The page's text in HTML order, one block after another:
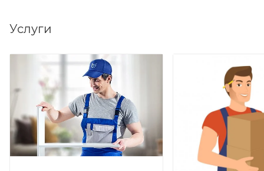
Двери на газлифтах. Выдвижной ящик на
Услуги